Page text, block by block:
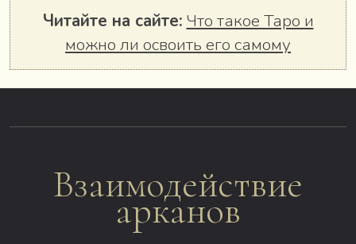
Читайте на сайте: Что такое Таро и
можно ли освоить его самому
Взаимодействие
арканов